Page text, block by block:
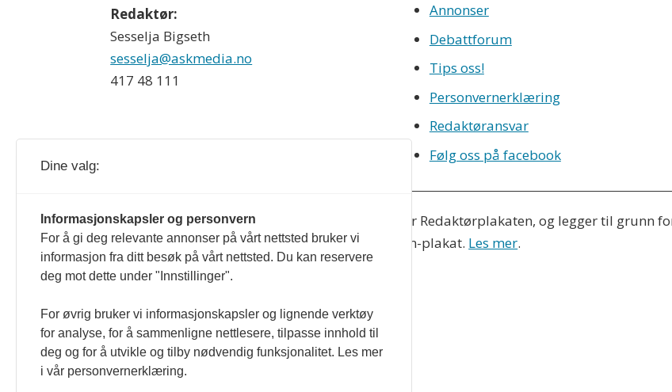
Redaktør:
Sesselja Bigseth
sesselja@askmedia.no
417 48 111
Annonser
Debattforum
Tips oss!
Personvernerklæring
Redaktøransvar
Følg oss på facebook
Bedre Gardsdrift og gardsdrift.no redigeres etter Redaktørplakaten, og legger til grunn
er formulert i Norsk Presseforbunds Vær Varsom-plakat. Les mer.
Dine valg:
Informasjonskapsler og personvern
For å gi deg relevante annonser på vårt nettsted bruker vi
informasjon fra ditt besøk på vårt nettsted. Du kan reservere
deg mot dette under "Innstillinger".
For øvrig bruker vi informasjonskapsler og lignende verktøy
for analyse, for å sammenligne nettlesere, tilpasse innhold til
deg og for å utvikle og tilby nødvendig funksjonalitet. Les mer
i vår personvernerklæring.